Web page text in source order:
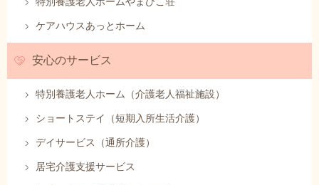
ケアハウスあっとホーム
安心のサービス
特別養護老人ホーム（介護老人福祉施設）
ショートステイ（短期入所生活介護）
デイサービス（通所介護）
居宅介護支援サービス